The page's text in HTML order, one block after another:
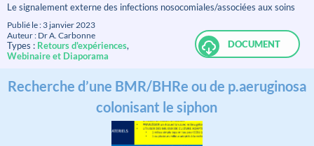
Le signalement externe des infections nosocomiales/associées aux soins
Publié le : 3 janvier 2023
Auteur : Dr A. Carbonne
Types : Retours d'expériences,
Webinaire et Diaporama
DOCUMENT
Recherche d’une BMR/BHRe ou de p.aeruginosa
colonisant le siphon